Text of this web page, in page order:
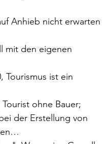
Anhieb nicht erwarten
mit den eigenen
Tourismus ist ein
ohne Bauer;
der Erstellung von